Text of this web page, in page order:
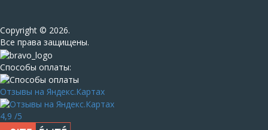
Сopyright © 2026.
Все права защищены.
Способы оплаты:
Отзывы на Яндекс.Картах
4,9 /5